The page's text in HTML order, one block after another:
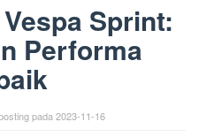
Sprint:
Performa
pada 2023-11-16